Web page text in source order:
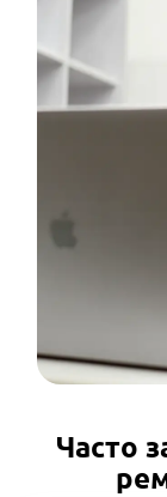
Часто